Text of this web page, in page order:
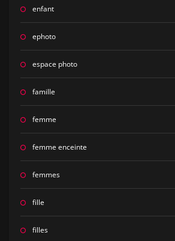
enfant
ephoto
espace photo
famille
femme
femme enceinte
femmes
fille
filles